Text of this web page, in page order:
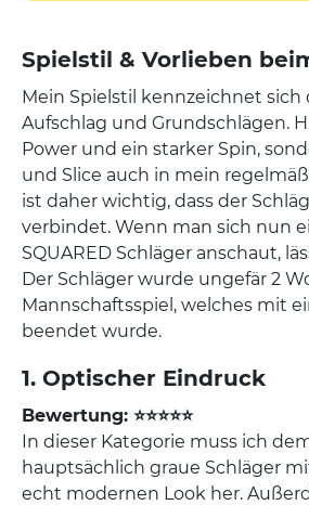
Spielstil & Vorlieben
Mein Spielstil kennzeichnet
Aufschlag und Grundschlägen.
Power und ein starker Spin,
und Slice auch in mein
ist daher wichtig, dass der
verbindet. Wenn man sich nun
SQUARED Schläger anschaut,
Der Schläger wurde ungefär 2
Mannschaftsspiel, welches mit
beendet wurde.
1. Optischer Eindruck
Bewertung: ⭐⭐⭐⭐⭐
In dieser Kategorie muss ich
hauptsächlich graue Schläger
echt modernen Look her.